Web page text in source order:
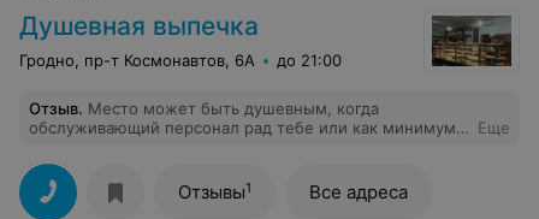
Душевная выпечка
Гродно, пр-т Космонавтов, 6А до 21:00
Отзыв. Место может быть душевным, когда
обслуживающий персонал рад тебе или как минимум
нравоучения со стороны продавца, + растрепанные
волосы, которыми она трясла в кофе и еду. Выпечка
вкусная, но желание туда заходить, а тем более кому-
Еще
Отзывы1 Все адреса